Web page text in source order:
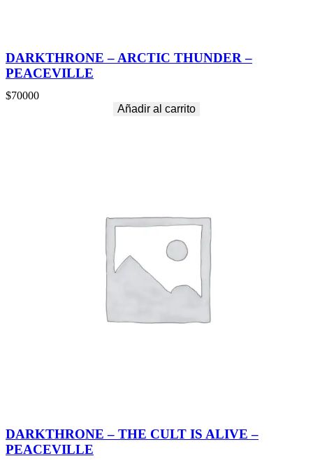
DARKTHRONE – ARCTIC THUNDER –
PEACEVILLE
$70000
Añadir al carrito
DARKTHRONE – THE CULT IS ALIVE –
PEACEVILLE